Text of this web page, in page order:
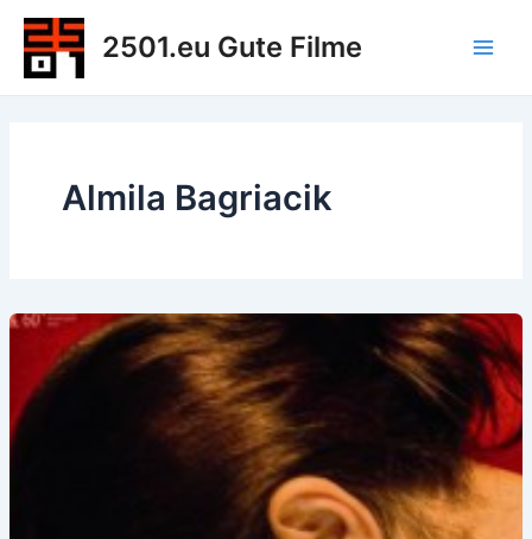
Zum
Inhalt
springen
2501.eu Gute Filme
Almila Bagriacik